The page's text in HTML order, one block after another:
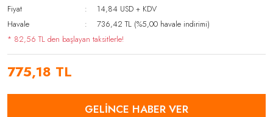
Fiyat
14,84 USD + KDV
Havale
736,42 TL (%5,00 havale indirimi)
* 82,56 TL den başlayan taksitlerle!
775,18 TL
GELİNCE HABER VER